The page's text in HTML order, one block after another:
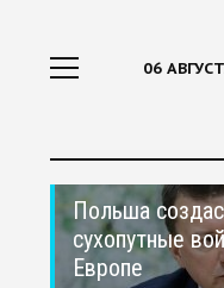
06
Польша
сухопутные
Европе